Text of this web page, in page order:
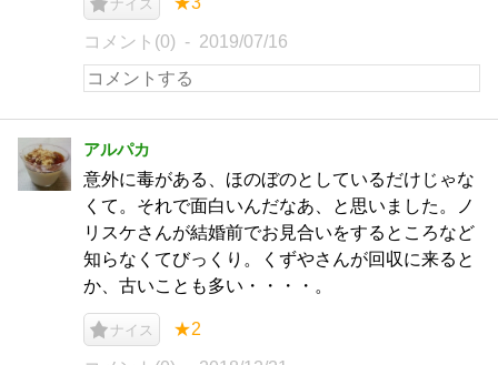
ナイス
コメント(0) 2019/07/16
アルパカ
意外に毒がある、ほのぼのとしているだけじゃな
くて。それで面白いんだなあ、と思いました。ノ
リスケさんが結婚前でお見合いをするところなど
知らなくてびっくり。くずやさんが回収に来ると
か、古いことも多い・・・・。
ナイス ★2